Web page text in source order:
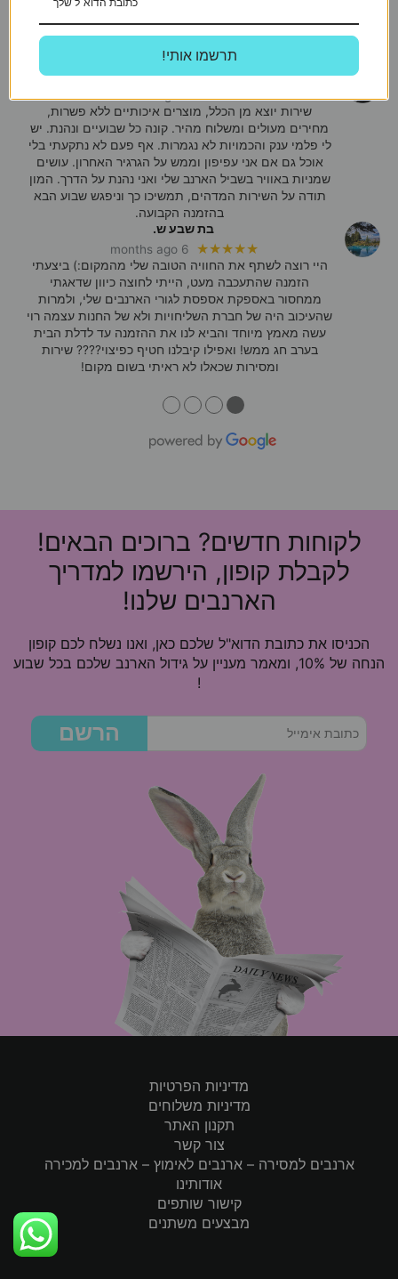
best stuff for my beloved bunny. The deliveries are
fast, and the customer service is top notch. I would
highly recommend ordering from here. Keep up the
good work!
Diana Gus
שירות יוצא מן הכלל, מוצרים איכותיים ללא פשרות,
מחירים מעולים ומשלוח מהיר. קונה כל שבועיים ונהנת. יש
לי פלמי ענק והכמויות לא נגמרות. אף פעם לא נתקעתי בלי
אוכל גם אם אני עפיפון וממש על הגרגיר האחרון. עושים
שמניות באוויר בשביל הארנב שלי ואני נהנת על הדרך. המון
תודה על השירות המדהים, תמשיכו כך וניפגש שבוע הבא
בהזמנה הקבועה.
בת שבע ש.
★★★★★
6 months ago
היי רוצה לשתף את החוויה הטובה שלי מהמקום:) ביצעתי
הזמנה שהתעכבה מעט, הייתי לחוצה כיוון שדאגתי
ממחסור באספקת אספסת לגורי הארנבים שלי, ולמרות
שהעיכוב היה של חברת השליחויות ולא של החנות עצמה רוי
עשה מאמץ מיוחד והביא לנו את ההזמנה עד לדלת הבית
בערב חג ממש! ואפילו קיבלנו חטיף כפיצוי???? שירות
ומסירות שכאלו לא ראיתי בשום מקום!
●
●
●
●
לקוחות חדשים? ברוכים הבאים!
לקבלת קופון, הירשמו למדריך
הארנבים שלנו!
הכניסו את כתובת הדוא"ל שלכם כאן, ואנו נשלח לכם קופון
הנחה של 10%, ומאמר מעניין על גידול הארנב שלכם בכל שבוע
!
הרשם
מדיניות הפרטיות
מדיניות משלוחים
תקנון האתר
צור קשר
ארנבים למסירה – ארנבים לאימוץ – ארנבים למכירה
אודותינו
קישור שותפים
מבצעים משתנים
!תרשמו אותי